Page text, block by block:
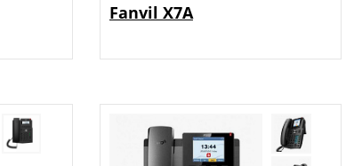
Fanvil X7A